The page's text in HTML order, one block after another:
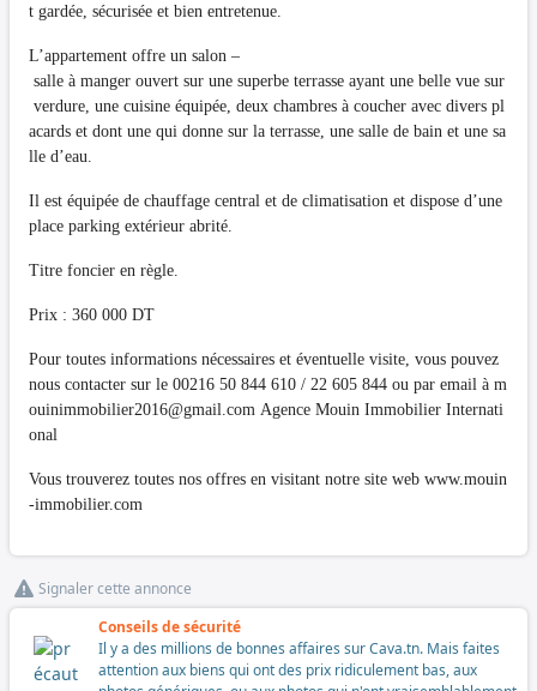
t gardée, sécurisée et bien entretenue.
L’appartement offre un salon –
salle à manger ouvert sur une superbe terrasse ayant une belle vue sur
verdure, une cuisine équipée, deux chambres à coucher avec divers pl
acards et dont une qui donne sur la terrasse, une salle de bain et une sa
lle d’eau.
Il est équipée de chauffage central et de climatisation et dispose d’une
place parking extérieur abrité.
Titre foncier en règle.
Prix : 360 000 DT
Pour toutes informations nécessaires et éventuelle visite, vous pouvez
nous contacter sur le 00216 50 844 610 / 22 605 844 ou par email à m
ouinimmobilier2016@gmail.com Agence Mouin Immobilier Internati
onal
Vous trouverez toutes nos offres en visitant notre site web www.mouin
-immobilier.com
Signaler cette annonce
Conseils de sécurité
Il y a des millions de bonnes affaires sur Cava.tn. Mais faites
attention aux biens qui ont des prix ridiculement bas, aux